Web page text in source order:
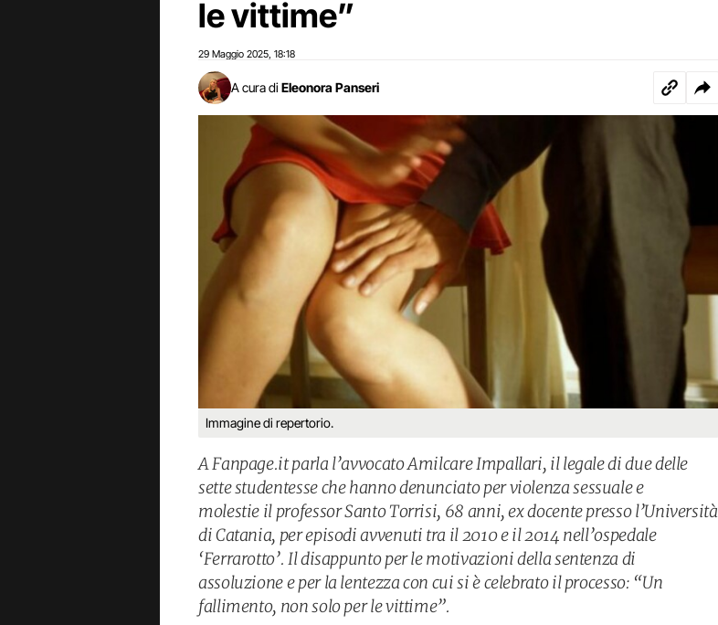
le vittime”
29 Maggio 2025 18:18
A cura di Eleonora Panseri
Immagine di repertorio.
A Fanpage.it parla l’avvocato Amilcare Impallari, il legale di due delle
sette studentesse che hanno denunciato per violenza sessuale e
molestie il professor Santo Torrisi, 68 anni, ex docente presso l’Università
di Catania, per episodi avvenuti tra il 2010 e il 2014 nell’ospedale
‘Ferrarotto’. Il disappunto per le motivazioni della sentenza di
assoluzione e per la lentezza con cui si è celebrato il processo: “Un
fallimento, non solo per le vittime”.